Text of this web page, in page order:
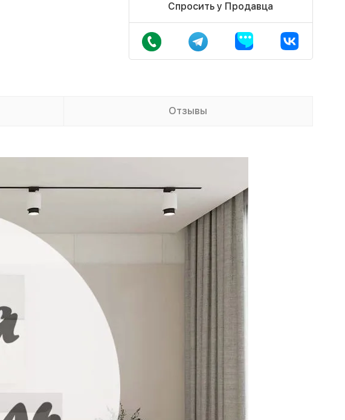
Спросить у Продавца
Отзывы